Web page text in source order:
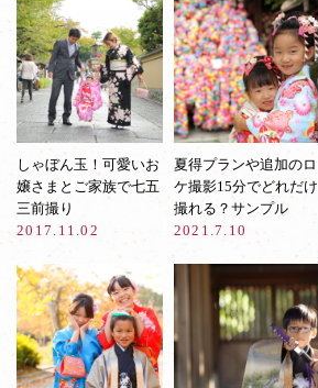
しゃぼん玉！可愛いお
嬢さまとご家族で七五
三前撮り
2017.11.02
夏得プランや追加のロ
ケ撮影15分でどれだけ
撮れる？サンプル
2021.7.10